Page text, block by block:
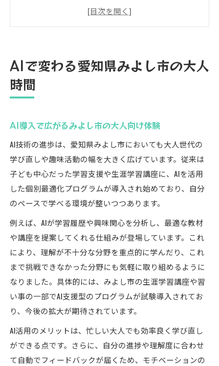
AIが実現する充実した大人の余暇時間とは
AI活用で始める大人向け学び直しの極意
AIが支える落ち着いた学習環境の作り方
大人のためのAIによる効率的な習い事活用
みよし市の余暇に選びたいAI体験
大人の余暇を豊かにするAI体験の魅力紹介
みよし市で人気のAIイベント体験ガイド
AIを活かした大人向け講座や習い事の選び方
AIと余暇を両立できるみよし市の施設案内
落ち着ける場所で味わうAI活用レジャー術
落ち着ける場所をAI視点で探す楽しみ
AIで見つかる大人のための静かな場所選び
みよし市で落ち着けるAI活用スポットの特徴
AIを使った快適な場所探しのコツと体験談
AIが提案するみよし市ののんびり空間活用法
大人向け学び直しならAIを味方に
AIで変わる愛知県みよし市の大人
時間
AI導入で広がるみよし市の大人向け体験
AI技術の進歩は、愛知県みよし市においても大人世代の
学び直しや趣味活動の幅を大きく広げています。従来は
子ども中心だった学習支援や生涯学習講座に、AIを活用
した個別最適化プログラムが導入され始めており、自分
のペースで学べる環境が整いつつあります。
例えば、AIが学習履歴や興味関心を分析し、最適な教材
や講座を提案してくれる仕組みが登場しています。これ
により、理解が不十分な分野を重点的に学んだり、これ
まで挑戦できなかった分野にも気軽に取り組めるように
なりました。具体的には、みよし市の生涯学習講座や習
い事の一部でAI支援型のプログラムが試験導入されてお
り、今後の拡大が期待されています。
AI活用のメリットは、忙しい大人でも効率良く学び直し
ができる点です。さらに、自分の進捗や理解度に合わせ
て自動でフィードバックが届くため、モチベーションの